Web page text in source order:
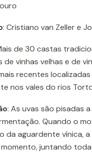
: Cristiano van Zeller e
de 30 castas
vinhas velhas e de
recentes localizadas
nos vales do rios
: As uvas são pisadas
Quando o
da aguardente vínica,
juntando